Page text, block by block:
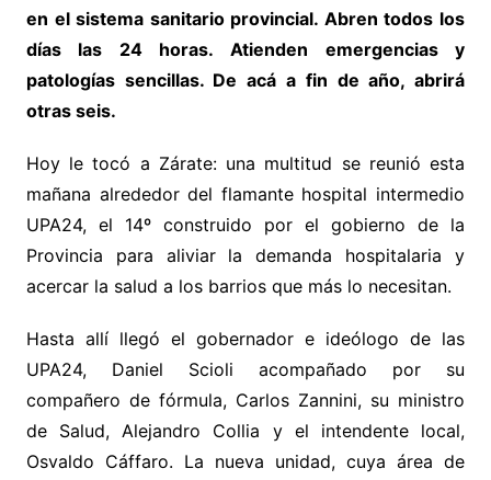
en el sistema sanitario provincial. Abren todos los
días las 24 horas. Atienden emergencias y
patologías sencillas. De acá a fin de año, abrirá
otras seis.
Hoy le tocó a Zárate: una multitud se reunió esta
mañana alrededor del flamante hospital intermedio
UPA24, el 14º construido por el gobierno de la
Provincia para aliviar la demanda hospitalaria y
acercar la salud a los barrios que más lo necesitan.
Hasta allí llegó el gobernador e ideólogo de las
UPA24, Daniel Scioli acompañado por su
compañero de fórmula, Carlos Zannini, su ministro
de Salud, Alejandro Collia y el intendente local,
Osvaldo Cáffaro. La nueva unidad, cuya área de